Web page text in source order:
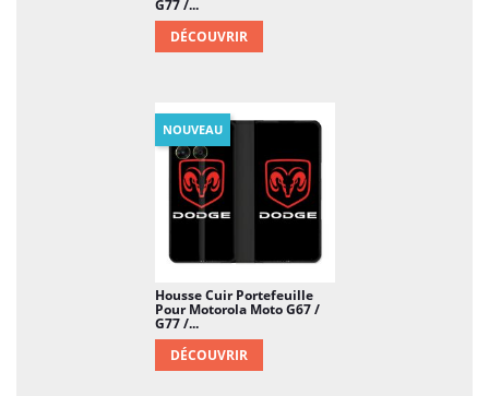
G77 /...
DÉCOUVRIR
Housse Cuir Portefeuille
Pour Motorola Moto G67 /
G77 /...
DÉCOUVRIR
NOUVEAU